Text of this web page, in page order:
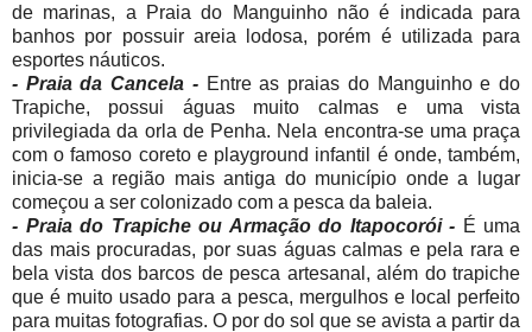
de marinas, a Praia do Manguinho não é indicada para
banhos por possuir areia lodosa, porém é utilizada para
esportes náuticos.
- Praia da Cancela -Entre as praias do Manguinho e do
Trapiche, possui águas muito calmas e uma vista
privilegiada da orla de Penha. Nela encontra-se uma praça
com o famoso coreto e playground infantil é onde, também,
inicia-se a região mais antiga do município onde a lugar
começou a ser colonizado com a pesca da baleia.
- Praia do Trapiche ou Armação do Itapocorói - É uma
das mais procuradas, por suas águas calmas e pela rara e
bela vista dos barcos de pesca artesanal, além do trapiche
que é muito usado para a pesca, mergulhos e local perfeito
para muitas fotografias. O por do sol que se avista a partir da